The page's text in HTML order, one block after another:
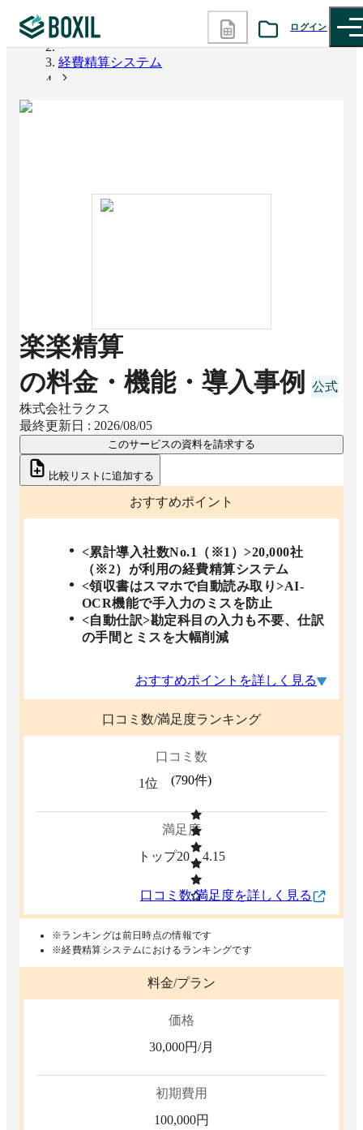
ログイン
カテゴリから探す
BOXILの使い方ガイド
BOXIL
経費精算システム
楽楽精算
の料金・機能・導入事例
株式会社ラクス
最終更新日 : 2026/08/05
このサービスの資料を請求する
比較リストに追加する
おすすめポイント
<累計導入社数No.1（※1）>20,000社
（※2）が利用の経費精算システム
<領収書はスマホで自動読み取り>AI-
OCR機能で手入力のミスを防止
<自動仕訳>勘定科目の入力も不要、仕訳
の手間とミスを大幅削減
おすすめポイントを詳しく見る
口コミ数/満足度ランキング
口コミ数
1位
(790件)
満足度
トップ20
4.15
口コミ数/満足度を詳しく見る
※ランキングは前日時点の情報です
※経費精算システムにおけるランキングです
料金/プラン
価格
30,000円/月
初期費用
100,000円